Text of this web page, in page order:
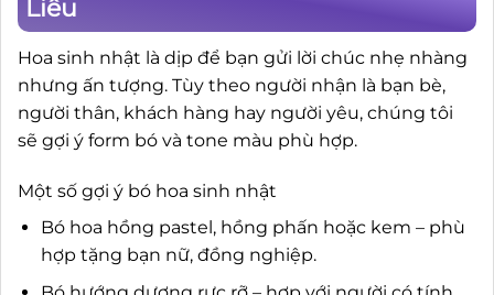
Liêu
Hoa sinh nhật là dịp để bạn gửi lời chúc nhẹ nhàng
nhưng ấn tượng. Tùy theo người nhận là bạn bè,
người thân, khách hàng hay người yêu, chúng tôi
sẽ gợi ý form bó và tone màu phù hợp.
Một số gợi ý bó hoa sinh nhật
Bó hoa hồng pastel, hồng phấn hoặc kem – phù
hợp tặng bạn nữ, đồng nghiệp.